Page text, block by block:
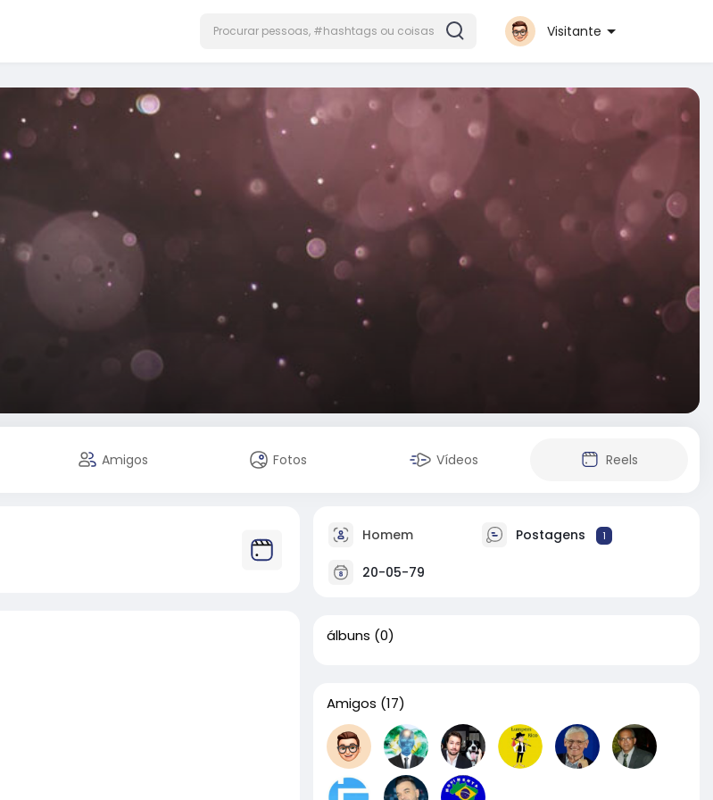
Visitante
Amigos Fotos Vídeos Reels
Homem Postagens 1
20-05-79
álbuns (0)
Amigos (17)